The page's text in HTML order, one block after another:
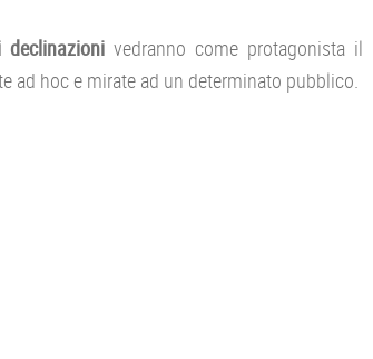
declinazioni vedranno come protagonista
ad hoc e mirate ad un determinato pubblico.